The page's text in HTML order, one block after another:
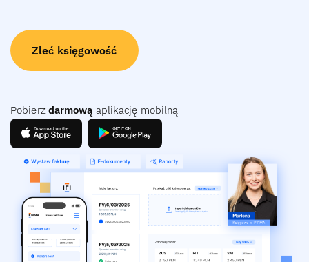
Zleć księgowość
Pobierz darmową aplikację mobilną